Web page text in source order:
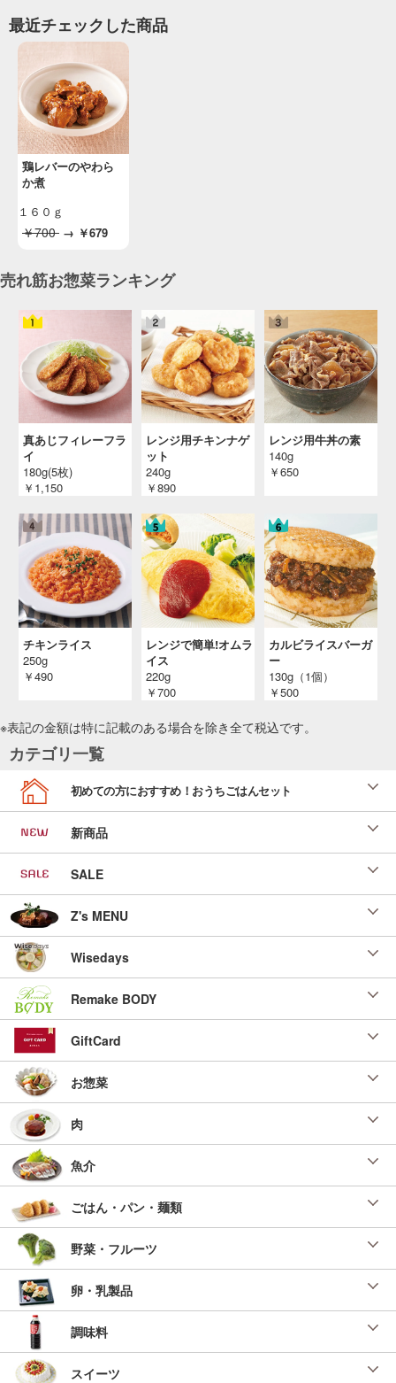
最近チェックした商品
鶏レバーのやわら
か煮
１６０ｇ
￥700 → ￥679
売れ筋お惣菜ランキング
真あじフィレーフラ
イ
180g(5枚)
￥1,150
レンジ用チキンナゲ
ット
240g
￥890
レンジ用牛丼の素
140g
￥650
チキンライス
250g
￥490
レンジで簡単!オムラ
イス
220g
￥700
カルビライスバーガ
ー
130g（1個）
￥500
※表記の金額は特に記載のある場合を除き全て税込です。
カテゴリ一覧
初めての方におすすめ！おうちごはんセット
新商品
SALE
Z's MENU
Wisedays
Remake BODY
GiftCard
お惣菜
肉
魚介
ごはん・パン・麺類
野菜・フルーツ
卵・乳製品
調味料
スイーツ